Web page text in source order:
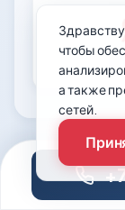
чтобы
а также
сетей.